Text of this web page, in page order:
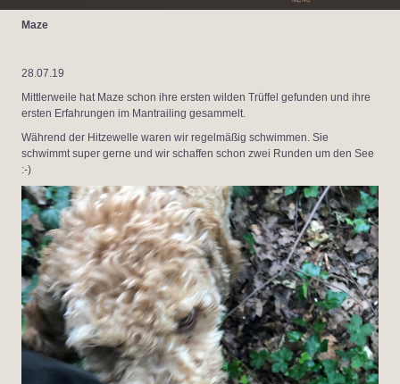
Maze
28.07.19
Mittlerweile hat Maze schon ihre ersten wilden Trüffel gefunden und ihre
ersten Erfahrungen im Mantrailing gesammelt.
Während der Hitzewelle waren wir regelmäßig schwimmen. Sie
schwimmt super gerne und wir schaffen schon zwei Runden um den See
:-)